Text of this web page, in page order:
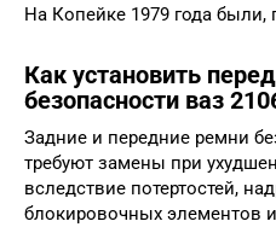
На Копейке 1979 года были,
Как установить
безопасности ваз
Задние и передние ремни
требуют замены при
вследствие потертостей,
блокировочных элементов